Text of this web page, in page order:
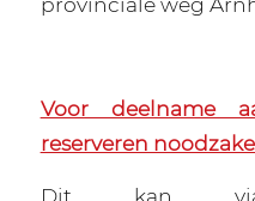
Voor deelname
reserveren
Dit kan